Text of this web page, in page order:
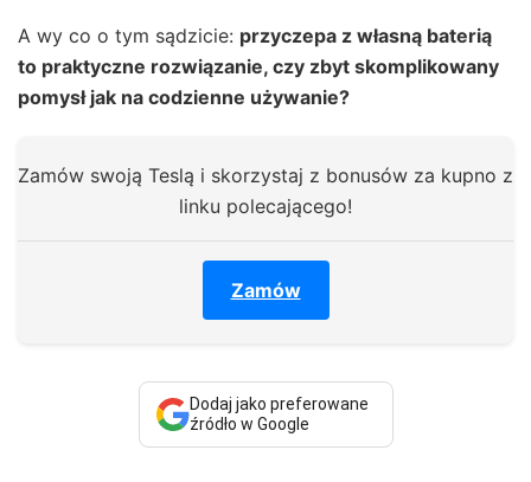
A wy co o tym sądzicie: przyczepa z własną baterią
to praktyczne rozwiązanie, czy zbyt skomplikowany
pomysł jak na codzienne używanie?
Zamów swoją Teslą i skorzystaj z bonusów za kupno z
linku polecającego!
Zamów
Dodaj jako preferowane
źródło w Google